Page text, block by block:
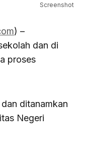
Screenshot
) –
dan di
proses
ditanamkan
Negeri